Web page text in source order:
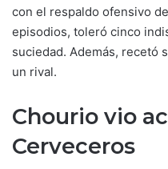
con el respaldo ofensivo
episodios, toleró cinco
suciedad. Además, recetó
un rival.
Chourio vio
Cerveceros